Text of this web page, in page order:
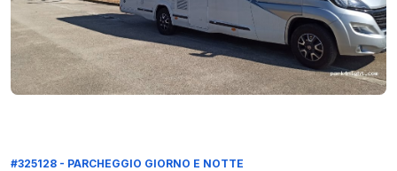
#325128 - PARCHEGGIO GIORNO E NOTTE